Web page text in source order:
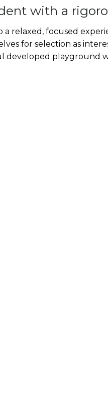
with a
relaxed, focused
for selection as
playground